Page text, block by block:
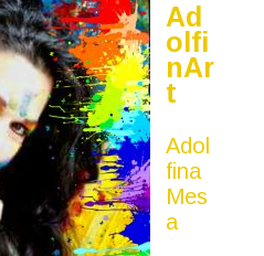
Ad
olfi
nAr
t
Adol
fina
Mes
a